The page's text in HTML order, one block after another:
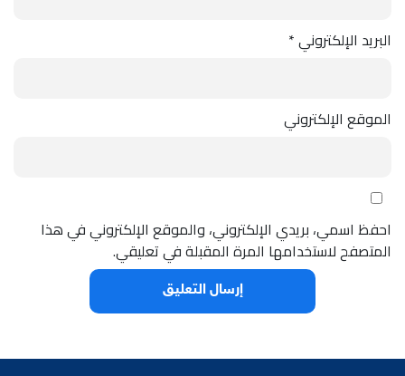
البريد الإلكتروني*
الموقع الإلكتروني
احفظ اسمي، بريدي الإلكتروني، والموقع الإلكتروني في هذا
المتصفح لاستخدامها المرة المقبلة في تعليقي.